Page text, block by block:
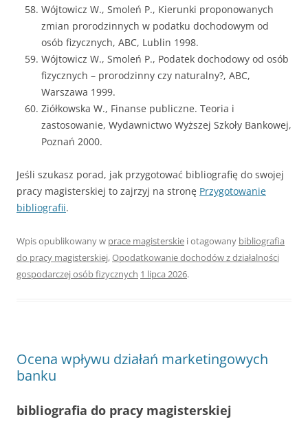
Wójtowicz W., Smoleń P., Kierunki proponowanych
zmian prorodzinnych w podatku dochodowym od
osób fizycznych, ABC, Lublin 1998.
Wójtowicz W., Smoleń P., Podatek dochodowy od osób
fizycznych – prorodzinny czy naturalny?, ABC,
Warszawa 1999.
Ziółkowska W., Finanse publiczne. Teoria i
zastosowanie, Wydawnictwo Wyższej Szkoły Bankowej,
Poznań 2000.
Jeśli szukasz porad, jak przygotować bibliografię do swojej
pracy magisterskiej to zajrzyj na stronę Przygotowanie
bibliografii.
Wpis opublikowany w prace magisterskie i otagowany bibliografia
do pracy magisterskiej,Opodatkowanie dochodów z działalności
gospodarczej osób fizycznych 1 lipca 2026.
Ocena wpływu działań marketingowych
banku
bibliografia do pracy magisterskiej